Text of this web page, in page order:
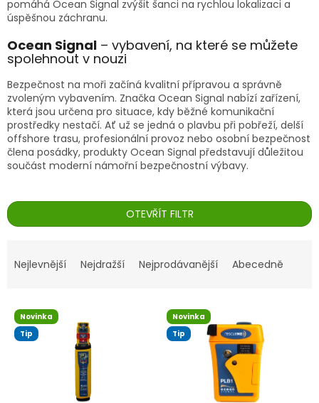
pomáhá Ocean Signal zvýšit šanci na rychlou lokalizaci a
úspěšnou záchranu.
Ocean Signal – vybavení, na které se můžete
spolehnout v nouzi
Bezpečnost na moři začíná kvalitní přípravou a správně
zvoleným vybavením. Značka Ocean Signal nabízí zařízení,
která jsou určena pro situace, kdy běžné komunikační
prostředky nestačí. Ať už se jedná o plavbu při pobřeží, delší
offshore trasu, profesionální provoz nebo osobní bezpečnost
člena posádky, produkty Ocean Signal představují důležitou
součást moderní námořní bezpečnostní výbavy.
OTEVŘÍT FILTR
a
n
p
Nejlevnější Nejdražší Nejprodávanější Abecedně
V
p
Novinka
Tip
Novinka
Tip